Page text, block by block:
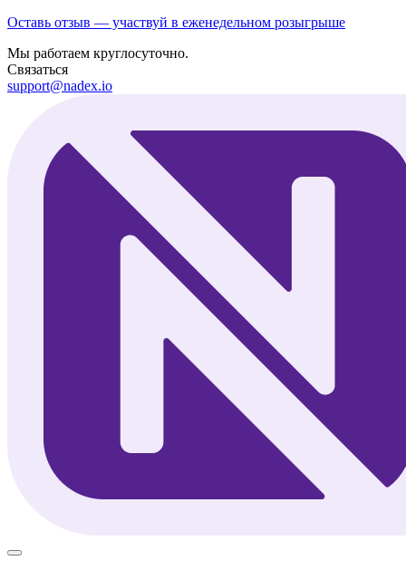
Оставь отзыв — участвуй в еженедельном розыгрыше
Мы работаем круглосуточно.
Связаться
support@nadex.io